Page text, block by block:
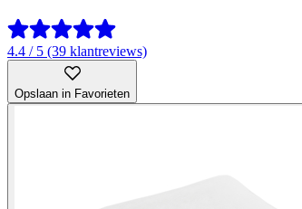
4.4 / 5 (39 klantreviews)
Opslaan in Favorieten